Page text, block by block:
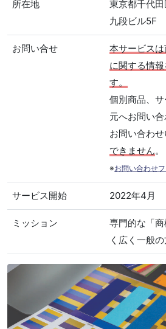
所在地
東京都千代
九段ビル5F
お問い合せ
本サービス
に関する情
す。
個別商品、
元へお問い
お問い合わ
できません。
※お問い合わせ
サービス開始 2022年4月
ミッション
専門的な「
く広く一般